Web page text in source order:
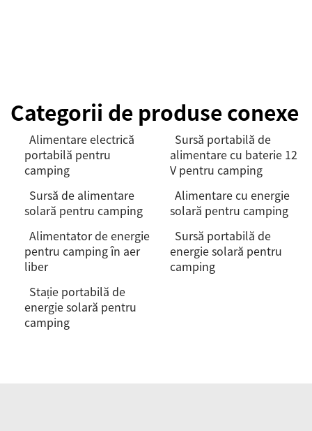
Categorii de produse conexe
Alimentare electrică
portabilă pentru
camping
Sursă portabilă de
alimentare cu baterie 12
V pentru camping
Sursă de alimentare
solară pentru camping
Alimentare cu energie
solară pentru camping
Alimentator de energie
pentru camping în aer
liber
Sursă portabilă de
energie solară pentru
camping
Stație portabilă de
energie solară pentru
camping